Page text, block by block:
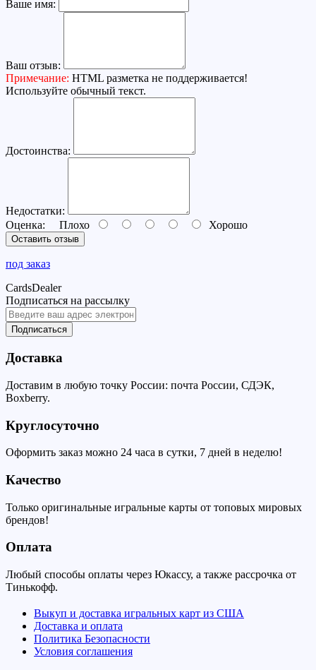
Ваше имя:
Ваш отзыв:
Примечание: HTML разметка не поддерживается!
Используйте обычный текст.
Достоинства:
Недостатки:
Оценка: Плохо Хорошо
Оставить отзыв
под заказ
CardsDealer
Подписаться на рассылку
Подписаться
Доставка
Доставим в любую точку России: почта России, СДЭК,
Boxberry.
Круглосуточно
Оформить заказ можно 24 часа в сутки, 7 дней в неделю!
Качество
Только оригинальные игральные карты от топовых мировых
брендов!
Оплата
Любый способы оплаты через Юкассу, а также рассрочка от
Тинькофф.
Выкуп и доставка игральных карт из США
Доставка и оплата
Политика Безопасности
Условия соглашения